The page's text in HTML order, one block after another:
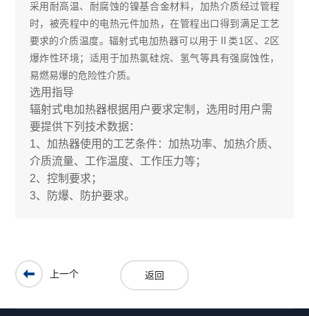
采用耐高温、耐腐蚀的镍基合金材料，加热介质经过管程
时，被壳程中的电热元件加热，在管程出口得到满足工艺
要求的介质温度。辐射式电加热器可以用于Ⅱ类1区、2区
爆炸性环境；适用于加热氯硅烷、氢气等具有强腐蚀性，
易燃易爆的危险性介质。
选用指导
辐射式电加热器根据用户要求定制，选用时用户需
要提供下列技术数据：
1、加热器使用的工艺条件：加热功率、加热介质、
介质流量、工作温度、工作压力等；
2、控制要求；
3、防爆、防护要求。
上一个 返回